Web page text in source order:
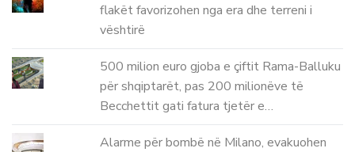
flakët favorizohen nga era dhe terreni i
vështirë
500 milion euro gjoba e çiftit Rama-Balluku
për shqiptarët, pas 200 milionëve të
Becchettit gati fatura tjetër e…
Alarme për bombë në Milano, evakuohen